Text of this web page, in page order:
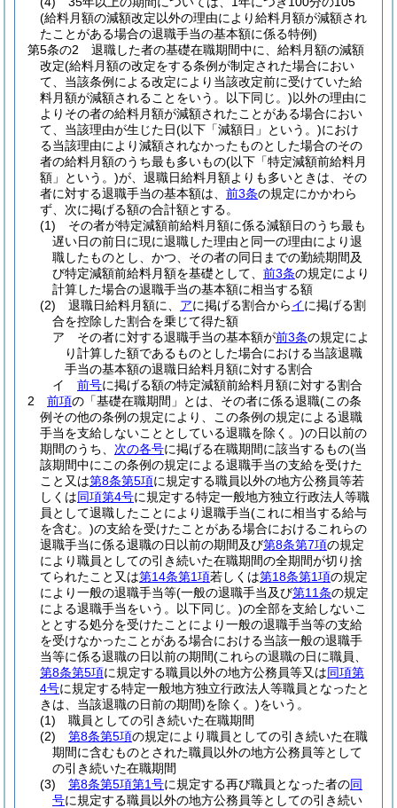
(給料月額の減額改定以外の理由により給料月額が減額され
たことがある場合の退職手当の基本額に係る特例)
第5条の2
退職した者の基礎在職期間中に、給料月額の減額
改定(給料月額の改定をする条例が制定された場合におい
て、当該条例による改定により当該改定前に受けていた給
料月額が減額されることをいう。以下同じ。)以外の理由に
よりその者の給料月額が減額されたことがある場合におい
て、当該理由が生じた日(以下「減額日」という。)におけ
る当該理由により減額されなかったものとした場合のその
者の給料月額のうち最も多いもの(以下「特定減額前給料月
額」という。)が、退職日給料月額よりも多いときは、その
者に対する退職手当の基本額は、 前3条の規定にかかわら
ず、次に掲げる額の合計額とする。
(1)
その者が特定減額前給料月額に係る減額日のうち最も
遅い日の前日に現に退職した理由と同一の理由により退
職したものとし、かつ、その者の同日までの勤続期間及
び特定減額前給料月額を基礎として、 前3条の規定により
計算した場合の退職手当の基本額に相当する額
(2)
退職日給料月額に、 アに掲げる割合からイに掲げる割
合を控除した割合を乗じて得た額
ア
その者に対する退職手当の基本額が前3条の規定によ
り計算した額であるものとした場合における当該退職
手当の基本額の退職日給料月額に対する割合
イ
前号に掲げる額の特定減額前給料月額に対する割合
2
前項の「基礎在職期間」とは、その者に係る退職(この条
例その他の条例の規定により、この条例の規定による退職
手当を支給しないこととしている退職を除く。)の日以前の
期間のうち、 次の各号に掲げる在職期間に該当するもの(当
該期間中にこの条例の規定による退職手当の支給を受けた
こと又は第8条第5項に規定する職員以外の地方公務員等若
しくは同項第4号に規定する特定一般地方独立行政法人等職
員として退職したことにより退職手当(これに相当する給与
を含む。)の支給を受けたことがある場合におけるこれらの
退職手当に係る退職の日以前の期間及び第8条第7項の規定
により職員としての引き続いた在職期間の全期間が切り捨
てられたこと又は第14条第1項若しくは第18条第1項の規定
により一般の退職手当等(一般の退職手当及び第11条の規定
による退職手当をいう。以下同じ。)の全部を支給しないこ
ととする処分を受けたことにより一般の退職手当等の支給
を受けなかったことがある場合における当該一般の退職手
当等に係る退職の日以前の期間(これらの退職の日に職員、
第8条第5項に規定する職員以外の地方公務員等又は同項第
4号に規定する特定一般地方独立行政法人等職員となったと
きは、当該退職の日前の期間)を除く。)をいう。
(1)
職員としての引き続いた在職期間
(2)
第8条第5項の規定により職員としての引き続いた在職
期間に含むものとされた職員以外の地方公務員等として
の引き続いた在職期間
(3)
第8条第5項第1号に規定する再び職員となった者の同
号に規定する職員以外の地方公務員等としての引き続い